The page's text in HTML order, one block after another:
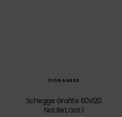
FIORANESE
Schegge Grafite 60x120
Nat.Ret.Gat.1